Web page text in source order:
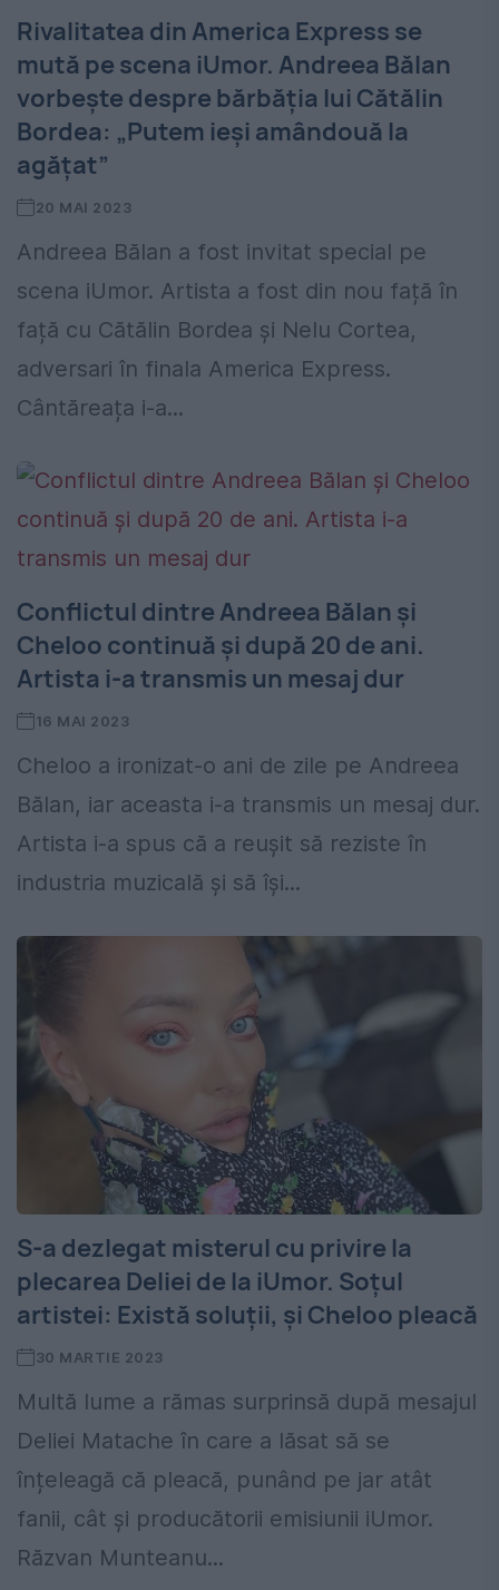
Rivalitatea din America Express se
mută pe scena iUmor. Andreea Bălan
vorbește despre bărbăția lui Cătălin
Bordea: „Putem ieși amândouă la
agățat”
20 MAI 2023
Andreea Bălan a fost invitat special pe
scena iUmor. Artista a fost din nou față în
față cu Cătălin Bordea și Nelu Cortea,
adversari în finala America Express.
Cântăreața i-a...
Conflictul dintre Andreea Bălan și
Cheloo continuă și după 20 de ani.
Artista i-a transmis un mesaj dur
16 MAI 2023
Cheloo a ironizat-o ani de zile pe Andreea
Bălan, iar aceasta i-a transmis un mesaj dur.
Artista i-a spus că a reușit să reziste în
industria muzicală și să își...
S-a dezlegat misterul cu privire la
plecarea Deliei de la iUmor. Soţul
artistei: Există soluții, și Cheloo pleacă
30 MARTIE 2023
Multă lume a rămas surprinsă după mesajul
Deliei Matache în care a lăsat să se
înțeleagă că pleacă, punând pe jar atât
fanii, cât şi producătorii emisiunii iUmor.
Răzvan Munteanu...